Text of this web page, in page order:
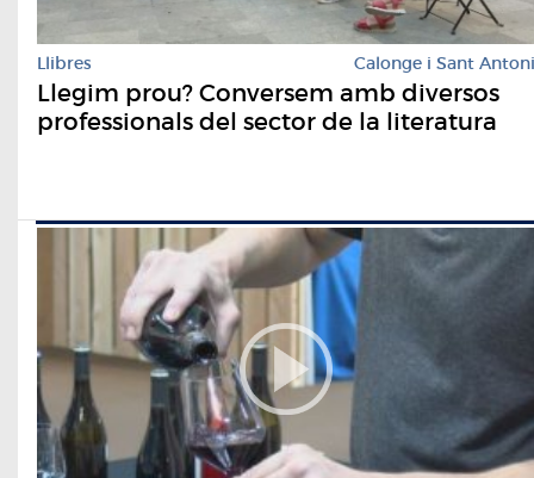
Llibres Calonge i Sant Antoni
Llegim prou? Conversem amb diversos
professionals del sector de la literatura